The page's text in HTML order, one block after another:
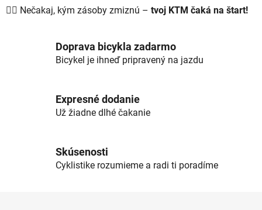
v
i
s
🚴‍♂️ Nečakaj, kým zásoby zmiznú – tvoj KTM čaká na štart!
Doprava bicykla zadarmo
Bicykel je ihneď pripravený na jazdu
Expresné dodanie
Už žiadne dlhé čakanie
Skúsenosti
Cyklistike rozumieme a radi ti poradíme